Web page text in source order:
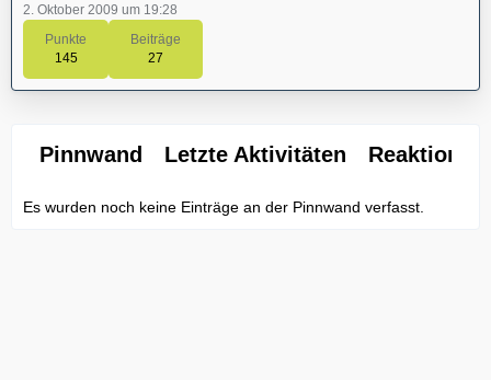
Punkte
145
Beiträge
27
2. Oktober 2009 um 19:28
Pinnwand Letzte Aktivitäten Reaktionen
Es wurden noch keine Einträge an der Pinnwand verfasst.